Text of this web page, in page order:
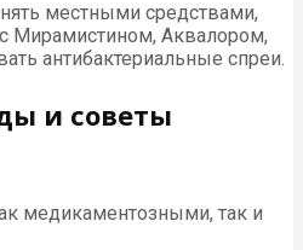
местными средствами,
Мирамистином, Аквалором,
антибактериальные спреи.
и советы
медикаментозными, так и